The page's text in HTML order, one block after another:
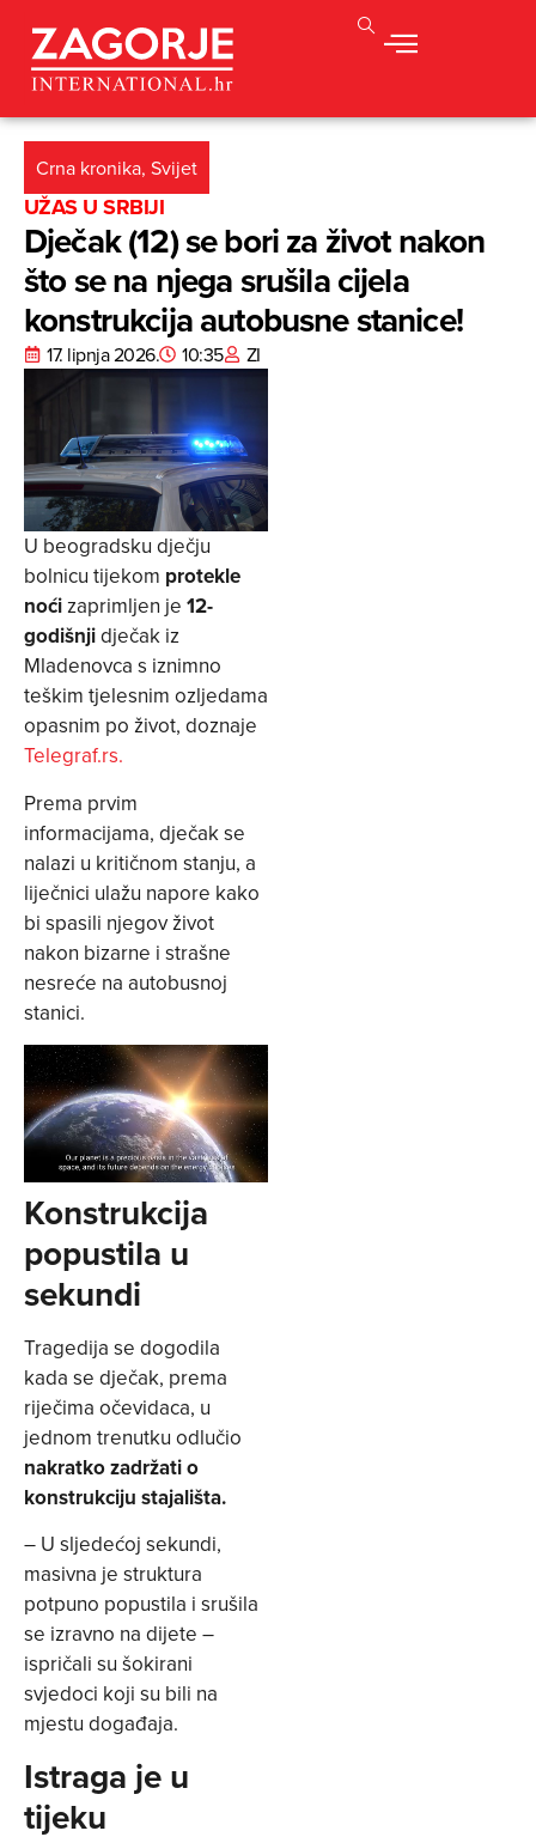
Crna kronika, Svijet
UŽAS U SRBIJI
Dječak (12) se bori za život nakon
što se na njega srušila cijela
konstrukcija autobusne stanice!
17. lipnja 2026. 10:35 ZI
U beogradsku dječju
bolnicu tijekom protekle
noćizaprimljen je 12-
godišnjidječak iz
Mladenovca s iznimno
teškim tjelesnim ozljedama
opasnim po život, doznaje
Telegraf.rs.
Prema prvim
informacijama, dječak se
nalazi u kritičnom stanju, a
liječnici ulažu napore kako
bi spasili njegov život
nakon bizarne i strašne
nesreće na autobusnoj
stanici.
Konstrukcija
popustila u
sekundi
Tragedija se dogodila
kada se dječak, prema
riječima očevidaca, u
jednom trenutku odlučio
nakratko zadržati o
konstrukciju stajališta.
– U sljedećoj sekundi,
masivna je struktura
potpuno popustila i srušila
se izravno na dijete –
ispričali su šokirani
svjedoci koji su bili na
mjestu događaja.
Istraga je u
tijeku